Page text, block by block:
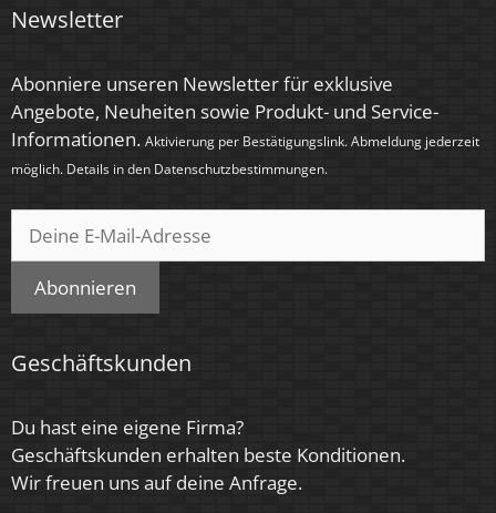
Anlaufzeit
Zündzeit
< 0,5 Sek.
Farbe
Farbkonsistenz
Energieeffizienzklasse
Herstellergarantie
4 Jahre
Newsletter
Abonniere unseren Newsletter für exklusive
Angebote, Neuheiten sowie Produkt- und Service-
Informationen. Aktivierung per Bestätigungslink. Abmeldung jederzeit
möglich. Details in den Datenschutzbestimmungen.
Abonnieren
Geschäftskunden
Du hast eine eigene Firma?
Geschäftskunden erhalten beste Konditionen.
Wir freuen uns auf deine Anfrage.